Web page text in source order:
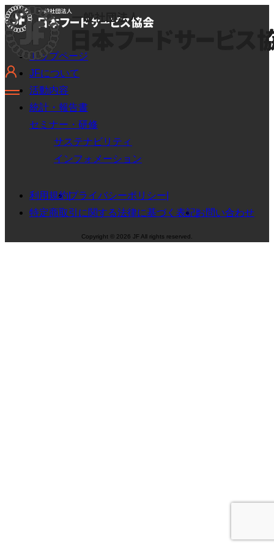
トップページ
JFについて
活動内容
統計・報告書
セミナー・研修
サステナビリティ
インフォメーション
利用規約プライバシーポリシー
特定商取引に関する法律に基づく表記お問い合わせ
Copyright © 2026 JF All rights reserved.